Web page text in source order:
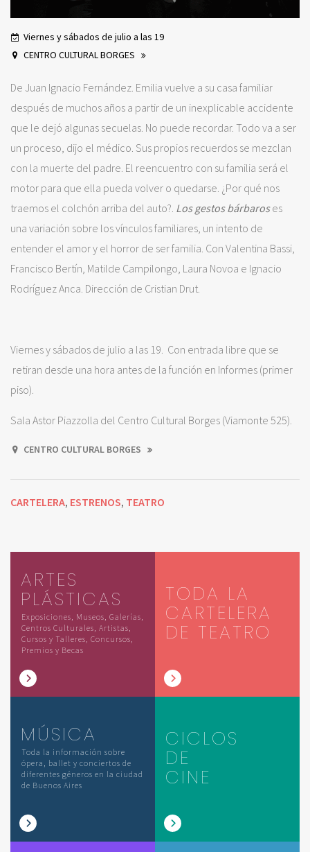
Viernes y sábados de julio a las 19
CENTRO CULTURAL BORGES
De Juan Ignacio Fernández. Emilia vuelve a su casa familiar
después de muchos años a partir de un inexplicable accidente
que le dejó algunas secuelas. No puede recordar. Todo va a ser
un proceso, dijo el médico. Sus propios recuerdos se mezclan
con la muerte del padre. El reencuentro con su familia será el
motor para que ella pueda volver o quedarse. ¿Por qué nos
traemos el colchón arriba del auto?. Los gestos bárbaroses
una variación sobre los vínculos familiares, un intento de
entender el amor y el horror de ser familia. Con Valentina Bassi,
Francisco Bertín, Matilde Campilongo, Laura Novoa e Ignacio
Rodríguez Anca. Dirección de Cristian Drut.
Viernes y sábados de julio a las 19. Con entrada libre que se
retiran desde una hora antes de la función en Informes (primer
piso).
Sala Astor Piazzolla del Centro Cultural Borges (Viamonte 525).
CENTRO CULTURAL BORGES
CARTELERA, ESTRENOS, TEATRO
ARTES
PLÁSTICAS
Exposiciones, Museos, Galerías,
Centros Culturales, Artistas,
Cursos y Talleres, Concursos,
Premios y Becas
TODA LA
CARTELERA
DE TEATRO
MÚSICA
Toda la información sobre
ópera, ballet y conciertos de
diferentes géneros en la ciudad
de Buenos Aires
CICLOS
DE
CINE